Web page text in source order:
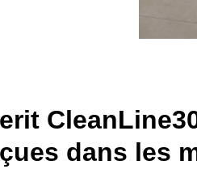
dans les